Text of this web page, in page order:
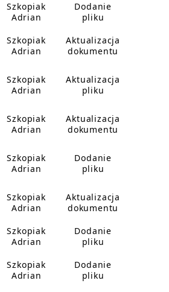
Szkopiak
Adrian
Dodanie
pliku
Szkopiak
Adrian
Aktualizacja
dokumentu
Szkopiak
Adrian
Aktualizacja
pliku
Szkopiak
Adrian
Aktualizacja
dokumentu
Szkopiak
Adrian
Dodanie
pliku
Szkopiak
Adrian
Aktualizacja
dokumentu
Szkopiak
Adrian
Dodanie
pliku
Szkopiak
Adrian
Dodanie
pliku